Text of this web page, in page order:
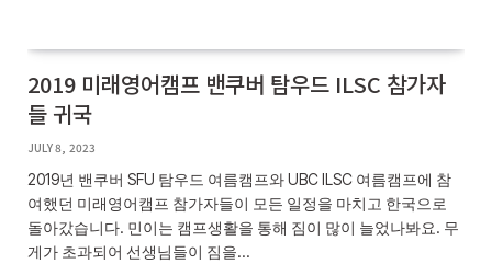
2019 미래영어캠프 밴쿠버 탐우드 ILSC 참가자
들 귀국
JULY 8, 2023
2019년 밴쿠버 SFU 탐우드 여름캠프와 UBC ILSC 여름캠프에 참
여했던 미래영어캠프 참가자들이 모든 일정을 마치고 한국으로
돌아갔습니다. 민이는 캠프생활을 통해 짐이 많이 늘었나봐요. 무
게가 초과되어 선생님들이 짐을…